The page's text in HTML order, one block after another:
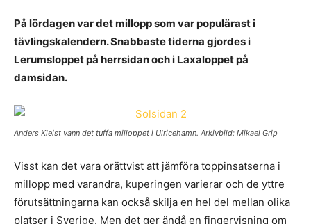
På lördagen var det millopp som var populärast i
tävlingskalendern. Snabbaste tiderna gjordes i
Lerumsloppet på herrsidan och i Laxaloppet på
damsidan.
Anders Kleist vann det tuffa milloppet i Ulricehamn. Arkivbild: Mikael Grip
Visst kan det vara orättvist att jämföra toppinsatserna i
millopp med varandra, kuperingen varierar och de yttre
förutsättningarna kan också skilja en hel del mellan olika
platser i Sverige. Men det ger ändå en fingervisning om